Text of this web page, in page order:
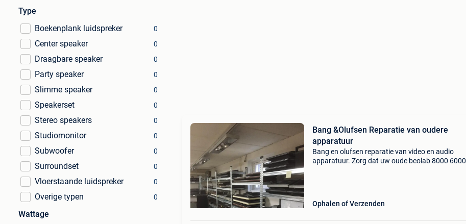
Type
Boekenplank luidspreker
0
Center speaker 0
Draagbare speaker 0
Party speaker 0
Slimme speaker 0
Speakerset 0
Stereo speakers 0
Studiomonitor 0
Subwoofer 0
Surroundset 0
Vloerstaande luidspreker 0
Overige typen 0
Wattage
Bang &Olufsen Reparatie van oudere
apparatuur
Bang en olufsen reparatie van video en audio
apparatuur. Zorg dat uw oude beolab 8000 6000
Ophalen of Verzenden